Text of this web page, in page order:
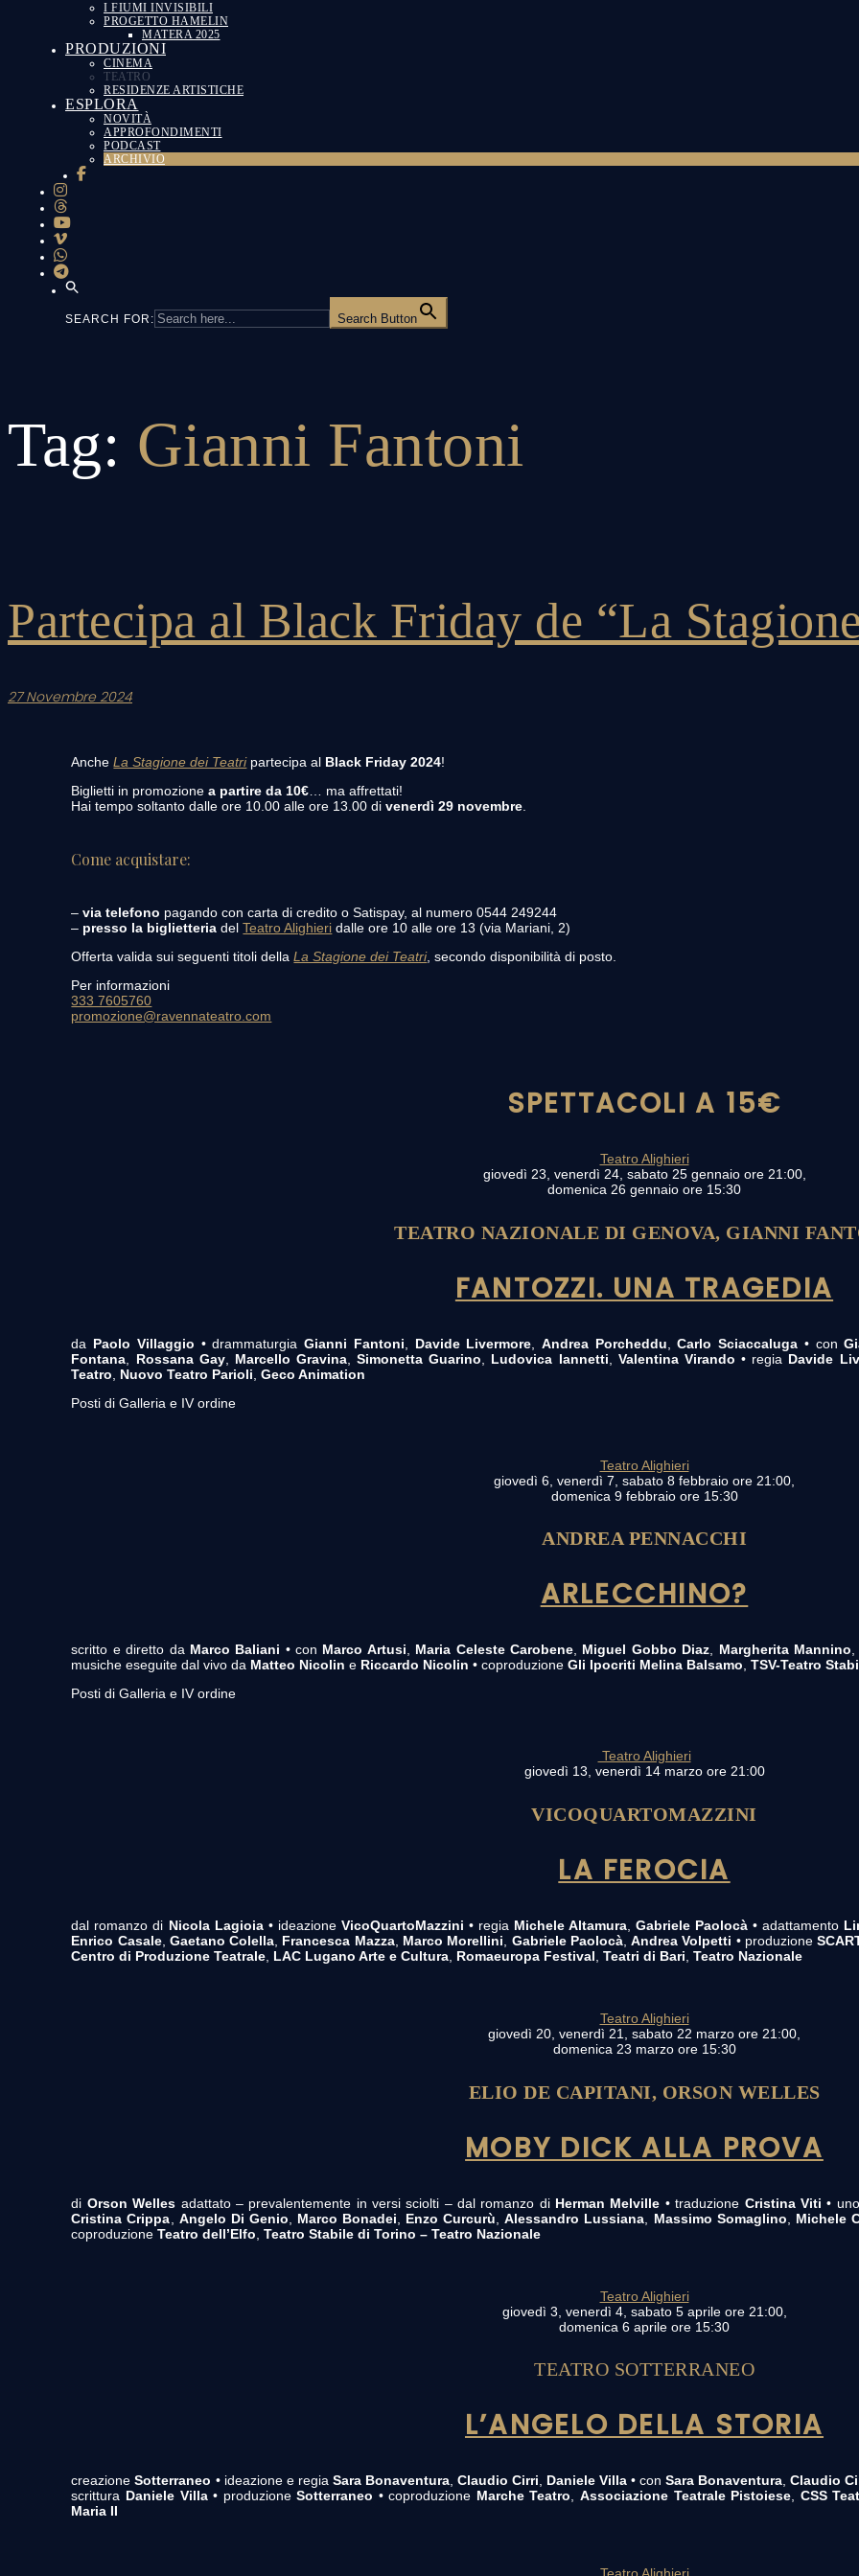
I FIUMI INVISIBILI
PROGETTO HAMELIN
MATERA 2025
PRODUZIONI
CINEMA
TEATRO
RESIDENZE ARTISTICHE
ESPLORA
NOVITÀ
APPROFONDIMENTI
PODCAST
ARCHIVIO
SEARCH FOR: Search Button
Tag: Gianni Fantoni
Partecipa al Black Friday de “La
27 Novembre 2024
AncheLa Stagione dei Teatri partecipa al Black Friday 2024!
Biglietti in promozionea partire da 10€ … ma affrettati!
Hai tempo soltanto dalle ore 10.00 alle ore 13.00 divenerdì 29 novembre
Come acquistare:
–via telefono pagando con carta di credito o Satispay, al numero 0544 249244
– presso la biglietteria delTeatro Alighieri dalle ore 10 alle ore 13 (via Mariani, 2)
Offerta valida sui seguenti titoli dellaLa Stagione dei Teatri, secondo disponibilità di posto.
Per informazioni
333 7605760
promozione@ravennateatro.com
SPETTACOLI A 15€
Teatro Alighieri
giovedì 23, venerdì 24, sabato 25 gennaio ore 21:00,
domenica 26 gennaio ore 15:30
TEATRO NAZIONALE DI GENOVA, GIANNI
FANTOZZI. UNA TRAGEDIA
da Paolo Villaggio • drammaturgiaGianni Fantoni Davide Livermore Andrea Porcheddu ,Carlo Sciaccaluga • con
Fontana
Rossana Gay, Marcello Gravina ,Simonetta Guarino Ludovica Iannetti Valentina Virando • regia Davide
Teatro
Nuovo Teatro Parioli ,Geco Animation
Posti di Galleria e IV ordine
Teatro Alighieri
giovedì 6, venerdì 7, sabato 8 febbraio ore 21:00,
domenica 9 febbraio ore 15:30
ANDREA PENNACCHI
ARLECCHINO?
scritto e diretto da Marco Baliani • con Marco Artusi, Maria Celeste Carobene, Miguel Gobbo Diaz, Margherita Mannino
musiche eseguite dal vivo da Matteo Nicolin e Riccardo Nicolin • coproduzioneGli Ipocriti Melina Balsamo,TSV-Teatro
Posti di Galleria e IV ordine
Teatro Alighieri
giovedì 13, venerdì 14 marzo ore 21:00
VICOQUARTOMAZZINI
LA FEROCIA
dal romanzo di Nicola Lagioia• ideazione VicoQuartoMazzini • regia Michele Altamura ,Gabriele Paolocà • adattamento
Enrico Casale, Gaetano Colella Francesca Mazza, Marco Morellini Gabriele Paolocà,Andrea Volpetti • produzione
Centro di Produzione Teatrale LAC Lugano Arte e Cultura Romaeuropa Festival ,Teatri di Bari ,Teatro Nazionale
Teatro Alighieri
giovedì 20, venerdì 21, sabato 22 marzo ore 21:00,
domenica 23 marzo ore 15:30
ELIO DE CAPITANI, ORSON WELLES
MOBY DICK ALLA PROVA
di Orson Welles adattato – prevalentemente in versi sciolti – dal romanzo di Herman Melville • traduzione Cristina Viti •
Cristina Crippa
Angelo Di Genio Marco Bonadei Enzo Curcurù ,Alessandro Lussiana Massimo Somaglino
Michele
coproduzioneTeatro dell’Elfo ,Teatro Stabile di Torino – Teatro Nazionale
Teatro Alighieri
giovedì 3, venerdì 4, sabato 5 aprile ore 21:00,
domenica 6 aprile ore 15:30
TEATRO SOTTERRANEO
L’ANGELO DELLA STORIA
creazioneSotterraneo • ideazione e regia Sara Bonaventura, Claudio Cirri, Daniele Villa • conSara Bonaventura,Claudio
scrittura Daniele Villa• produzioneSotterraneo • coproduzione Marche Teatro, Associazione Teatrale Pistoiese, CSS
Maria II